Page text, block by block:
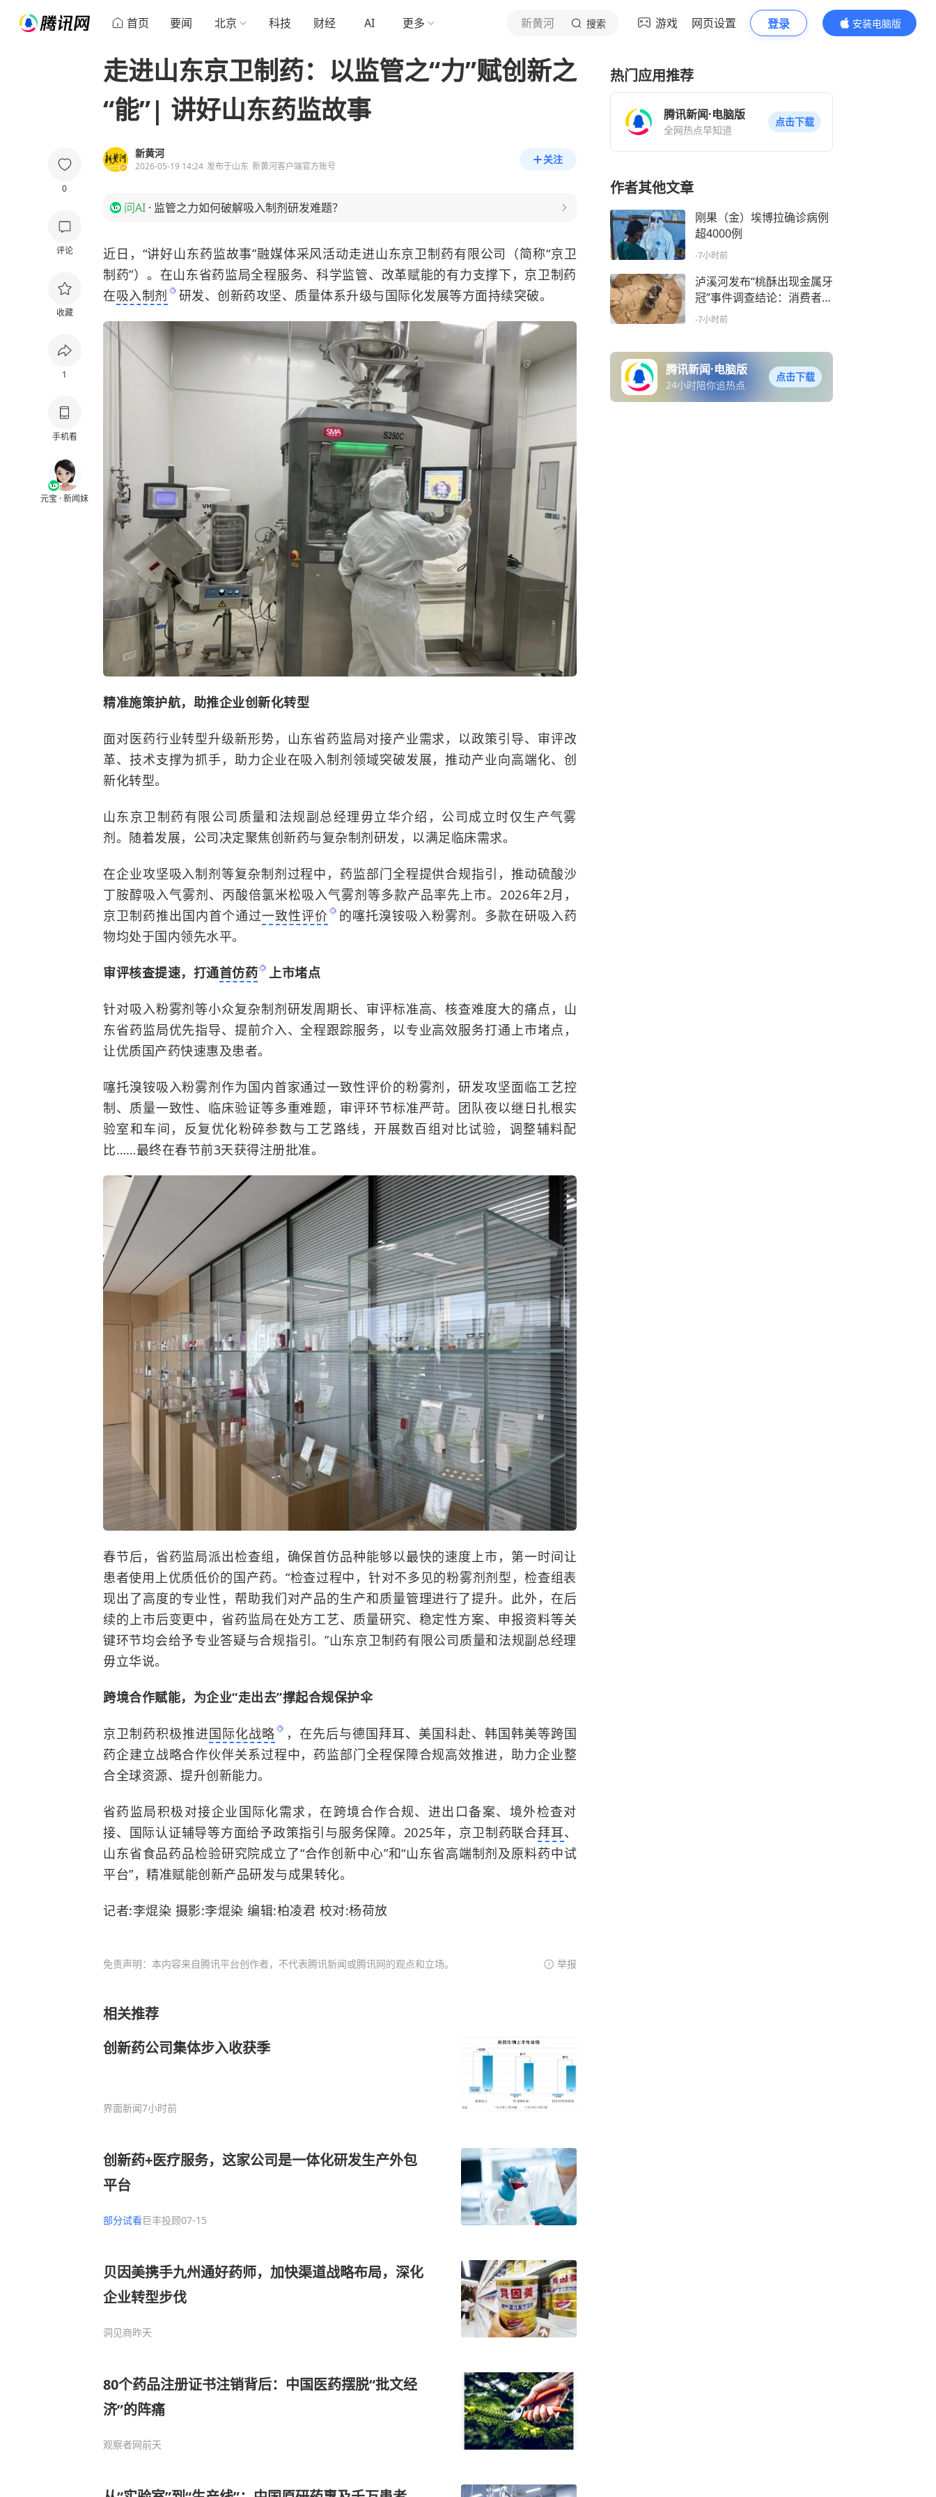
首页 要闻 北京 科技 财经 AI 更多 新黄河 搜索 游戏 网页设置 登录
安装电脑版
内容更精彩
0
评论
收藏
1
手机看
元宝 · 新闻妹
走进山东京卫制药：以监管之“力”赋创新之
“能”| 讲好山东药监故事
新黄河
2026-05-19 14:24 发布于山东 新黄河客户端官方账号
关注
问AI · 监管之力如何破解吸入制剂研发难题？
近日，“讲好山东药监故事”融媒体采风活动走进山东京卫制药有限公司（简称“京卫
制药”）。在山东省药监局全程服务、科学监管、改革赋能的有力支撑下，京卫制药
在吸入制剂 研发、创新药攻坚、质量体系升级与国际化发展等方面持续突破。
精准施策护航，助推企业创新化转型
面对医药行业转型升级新形势，山东省药监局对接产业需求，以政策引导、审评改
革、技术支撑为抓手，助力企业在吸入制剂领域突破发展，推动产业向高端化、创
新化转型。
山东京卫制药有限公司质量和法规副总经理毋立华介绍，公司成立时仅生产气雾
剂。随着发展，公司决定聚焦创新药与复杂制剂研发，以满足临床需求。
在企业攻坚吸入制剂等复杂制剂过程中，药监部门全程提供合规指引，推动硫酸沙
丁胺醇吸入气雾剂、丙酸倍氯米松吸入气雾剂等多款产品率先上市。2026年2月，
京卫制药推出国内首个通过一致性评价
的噻托溴铵吸入粉雾剂。多款在研吸入药
物均处于国内领先水平。
审评核查提速，打通首仿药 上市堵点
针对吸入粉雾剂等小众复杂制剂研发周期长、审评标准高、核查难度大的痛点，山
东省药监局优先指导、提前介入、全程跟踪服务，以专业高效服务打通上市堵点，
让优质国产药快速惠及患者。
噻托溴铵吸入粉雾剂作为国内首家通过一致性评价的粉雾剂，研发攻坚面临工艺控
制、质量一致性、临床验证等多重难题，审评环节标准严苛。团队夜以继日扎根实
验室和车间，反复优化粉碎参数与工艺路线，开展数百组对比试验，调整辅料配
比……最终在春节前3天获得注册批准。
春节后，省药监局派出检查组，确保首仿品种能够以最快的速度上市，第一时间让
患者使用上优质低价的国产药。“检查过程中，针对不多见的粉雾剂剂型，检查组表
现出了高度的专业性，帮助我们对产品的生产和质量管理进行了提升。此外，在后
续的上市后变更中，省药监局在处方工艺、质量研究、稳定性方案、申报资料等关
键环节均会给予专业答疑与合规指引。”山东京卫制药有限公司质量和法规副总经理
毋立华说。
跨境合作赋能，为企业“走出去”撑起合规保护伞
京卫制药积极推进国际化战略
，在先后与德国拜耳、美国科赴、韩国韩美等跨国
药企建立战略合作伙伴关系过程中，药监部门全程保障合规高效推进，助力企业整
合全球资源、提升创新能力。
省药监局积极对接企业国际化需求，在跨境合作合规、进出口备案、境外检查对
接、国际认证辅导等方面给予政策指引与服务保障。2025年，京卫制药联合拜耳、
山东省食品药品检验研究院成立了“合作创新中心”和“山东省高端制剂及原料药中试
平台”，精准赋能创新产品研发与成果转化。
记者:李焜染 摄影:李焜染 编辑:柏凌君 校对:杨荷放
免责声明：本内容来自腾讯平台创作者，不代表腾讯新闻或腾讯网的观点和立场。 举报
相关推荐
创新药公司集体步入收获季
界面新闻7小时前
创新药+医疗服务，这家公司是一体化研发生产外包
平台
部分试看巨丰投顾07-15
贝因美携手九州通好药师，加快渠道战略布局，深化
企业转型步伐
洞见商昨天
80个药品注册证书注销背后：中国医药摆脱“批文经
济”的阵痛
观察者网前天
热门应用推荐
腾讯新闻·电脑版
全网热点早知道
点击下载
作者其他文章
刚果（金）埃博拉确诊病例
超4000例
-7小时前
泸溪河发布“桃酥出现金属牙
冠”事件调查结论：消费者已
澄清所发视频情况不属实
-7小时前
腾讯新闻·电脑版
24小时陪你追热点
点击下载